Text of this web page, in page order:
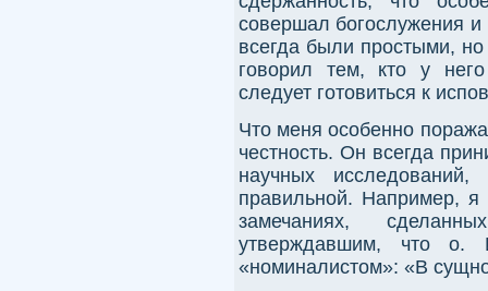
совершал богослужения
всегда были простыми,
говорил тем, кто у
следует готовиться к
Что меня особенно
честность. Он всегда
научных
правильной. Например, я
замечаниях,
утверждавшим, что о.
«номиналистом»: «В